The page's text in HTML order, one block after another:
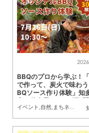
BBQのプロから学ぶ！
で作って、炭火で味わ
BQソース作り体験」知
市・佐布里で7/26(日)開
ちたまる広告
イベント 自然 まちネタ 季